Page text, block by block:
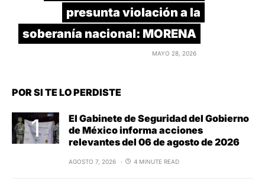
presunta violación a la
soberanía nacional: MORENA
MAYO 28, 2026
POR SI TE LO PERDISTE
El Gabinete de Seguridad del Gobierno
de México informa acciones
relevantes del 06 de agosto de 2026
AGOSTO 7, 2026 4 MINUTE READ